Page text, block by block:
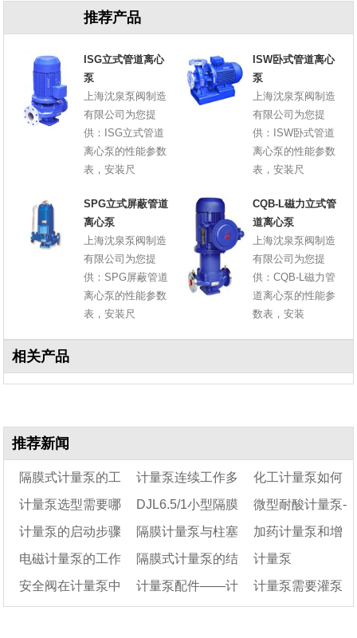
推荐产品
ISG立式管道离心
泵
上海沈泉泵阀制造
有限公司为您提
供：ISG立式管道
离心泵的性能参数
表，安装尺
ISW卧式管道离心
泵
上海沈泉泵阀制造
有限公司为您提
供：ISW卧式管道
离心泵的性能参数
表，安装尺
SPG立式屏蔽管道
离心泵
上海沈泉泵阀制造
有限公司为您提
供：SPG屏蔽管道
离心泵的性能参数
表，安装尺
CQB-L磁力立式管
道离心泵
上海沈泉泵阀制造
有限公司为您提
供：CQB-L磁力管
道离心泵的性能参
数表，安装
相关产品
推荐新闻
隔膜式计量泵的工
作原理及结构图
计量泵连续工作多
久要停泵
化工计量泵如何
选型
计量泵选型需要哪
些参数
DJL6.5/1小型隔膜
式计量泵
微型耐酸计量泵-
耐酸碱微型计量泵
计量泵的启动步骤
及注意事项
隔膜计量泵与柱塞
计量泵的区别
加药计量泵和增
压泵的区别
电磁计量泵的工作
原理及特点
隔膜式计量泵的结
构组成及工作原理
计量泵
安全阀在计量泵中
计量泵配件——计 计量泵需要灌泵